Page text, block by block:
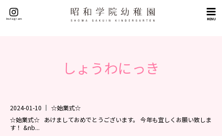
MENU
Instagram
しょうわにっき
2024-01-10
☆始業式☆
☆始業式☆ あけましておめでとうございます。 今年も宜しくお願い致しま
す！ &nb...
トップページ
教育